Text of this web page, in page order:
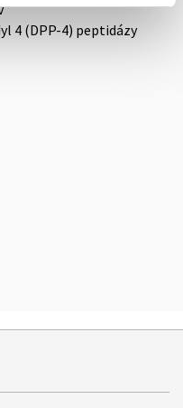
4 (DPP-4) peptidázy